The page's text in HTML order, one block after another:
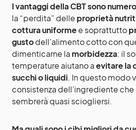
I vantaggi della CBT sono
la “perdita” delle proprietà
cottura uniformee soprattutto
gustodell’alimento cotto con
dimenticarne la morbidezza: il
temperature aiutano aevitare la
succhi o liquidi. In questo modo
consistenza dell’ingrediente
sembrerà quasi sciogliersi.